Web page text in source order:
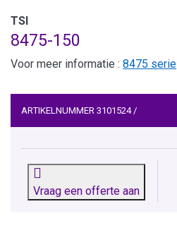
TSI
8475-150
Voor meer informatie : 8475 serie
ARTIKELNUMMER 3101524 /
Vraag een offerte aan